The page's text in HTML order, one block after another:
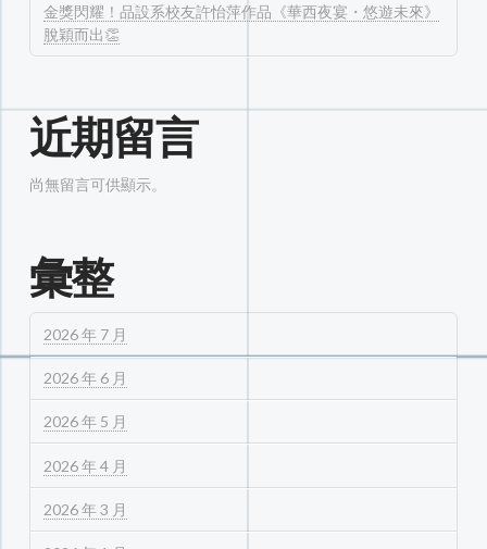
金獎閃耀！品設系校友許怡萍作品《華西夜宴・悠遊未來》
脫穎而出👏
近期留言
尚無留言可供顯示。
彙整
2026 年 7 月
2026 年 6 月
2026 年 5 月
2026 年 4 月
2026 年 3 月